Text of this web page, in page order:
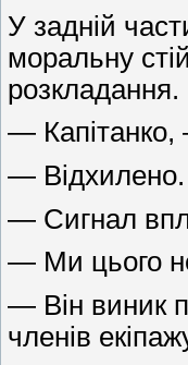
У задній
моральну
розкладання.
— Капітанко,
— Відхилено.
— Сигнал
— Ми цього
— Він виник
членів